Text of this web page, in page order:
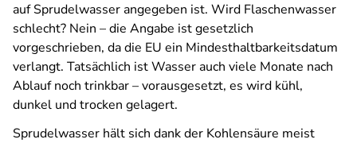
auf Sprudelwasser angegeben ist. Wird Flaschenwasser
schlecht? Nein – die Angabe ist gesetzlich
vorgeschrieben, da die EU ein Mindesthaltbarkeitsdatum
verlangt. Tatsächlich ist Wasser auch viele Monate nach
Ablauf noch trinkbar – vorausgesetzt, es wird kühl,
dunkel und trocken gelagert.
Sprudelwasser hält sich dank der Kohlensäure meist